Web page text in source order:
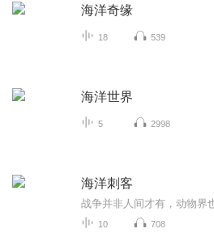
海洋奇缘
18 539
海洋世界
5 2998
海洋刺客
10 708